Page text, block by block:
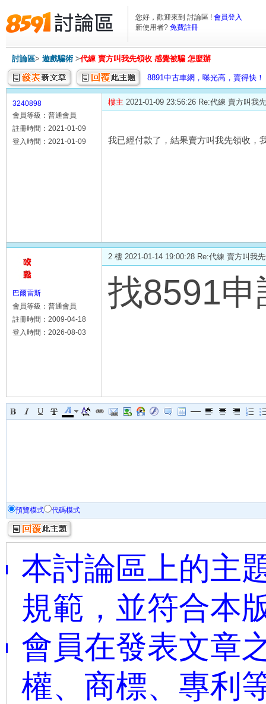
您好，歡迎來到 討論區 ! 會員登入
新使用者? 免費註冊
討論區> 遊戲騙術 >代練 賣方叫我先領收 感覺被騙 怎麼辦
8891中古車網，曝光高，賣得快！
3240898
會員等級：普通會員
註冊時間：2021-01-09
登入時間：2021-01-09
樓主 2021-01-09 23:56:26 Re:代練 賣方叫我
我已經付款了，結果賣方叫我先領收，
巴爾雷斯
會員等級：普通會員
註冊時間：2009-04-18
登入時間：2026-08-03
2 樓 2021-01-14 19:00:28 Re:代練 賣方叫我
找8591
預覽模式 代碼模式
本討論區上的主
規範，並符合本
會員在發表文章
權、商標、專利